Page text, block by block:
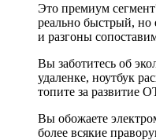
Это премиум
реально быстрый, но
и разгоны
Вы заботитесь об
удаленке, ноутбук
топите за развитие
Вы обожаете
более всякие